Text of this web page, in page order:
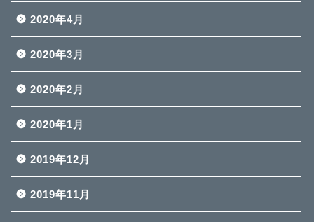
2020年4月
2020年3月
2020年2月
2020年1月
2019年12月
2019年11月